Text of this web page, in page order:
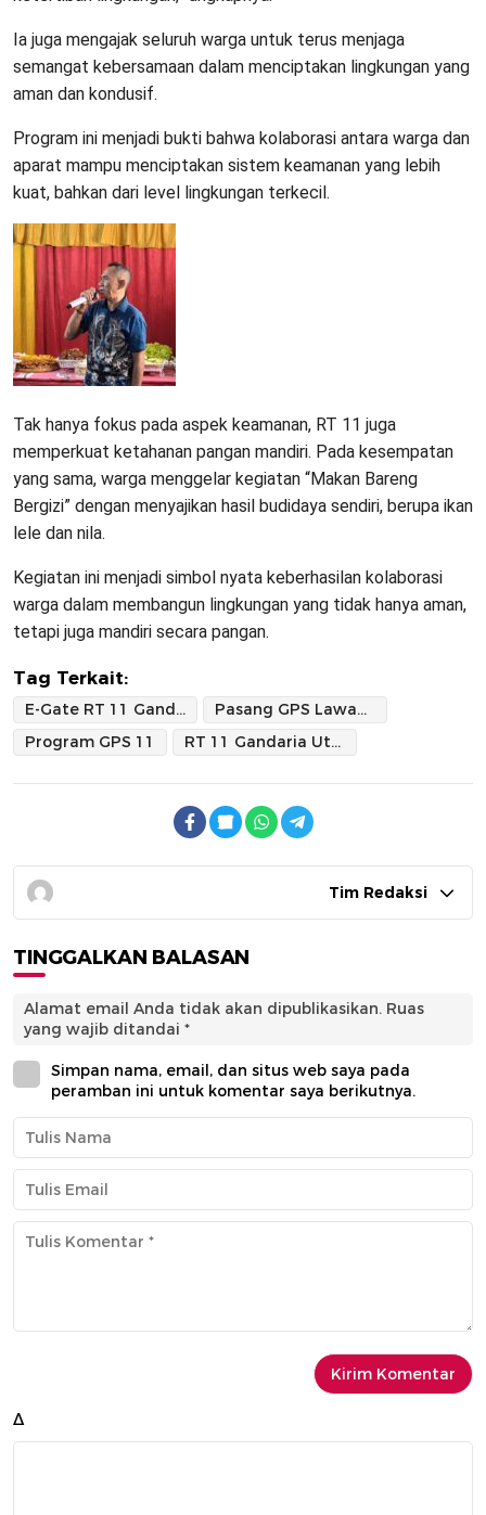
Ia juga mengajak seluruh warga untuk terus menjaga
semangat kebersamaan dalam menciptakan lingkungan yang
aman dan kondusif.
Program ini menjadi bukti bahwa kolaborasi antara warga dan
aparat mampu menciptakan sistem keamanan yang lebih
kuat, bahkan dari level lingkungan terkecil.
Tak hanya fokus pada aspek keamanan, RT 11 juga
memperkuat ketahanan pangan mandiri. Pada kesempatan
yang sama, warga menggelar kegiatan “Makan Bareng
Bergizi” dengan menyajikan hasil budidaya sendiri, berupa ikan
lele dan nila.
Kegiatan ini menjadi simbol nyata keberhasilan kolaborasi
warga dalam membangun lingkungan yang tidak hanya aman,
tetapi juga mandiri secara pangan.
Tag Terkait:
E-Gate RT 11 Gandaria Utara
Pasang GPS Lawan Curanmor
Program GPS 11
RT 11 Gandaria Utara
Tim Redaksi
TINGGALKAN BALASAN
Alamat email Anda tidak akan dipublikasikan. Ruas
yang wajib ditandai *
Simpan nama, email, dan situs web saya pada
peramban ini untuk komentar saya berikutnya.
Δ